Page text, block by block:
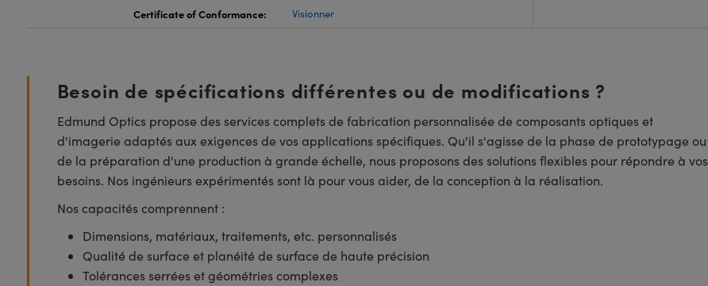
Certificate of Conformance: Visionner
Besoin de spécifications différentes ou de modifications ?
Edmund Optics propose des services complets de fabrication personnalisée de composants optiques et
d'imagerie adaptés aux exigences de vos applications spécifiques. Qu'il s'agisse de la phase de prototypage ou
de la préparation d'une production à grande échelle, nous proposons des solutions flexibles pour répondre à vos
besoins. Nos ingénieurs expérimentés sont là pour vous aider, de la conception à la réalisation.
Nos capacités comprennent :
Dimensions, matériaux, traitements, etc. personnalisés
Qualité de surface et planéité de surface de haute précision
Tolérances serrées et géométries complexes